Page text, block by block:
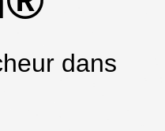
dans